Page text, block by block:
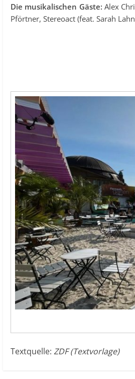
Die musikalischen Gäste: Alex
Pförtner, Stereoact (feat. Sarah
Textquelle: ZDF (Textvorlage)